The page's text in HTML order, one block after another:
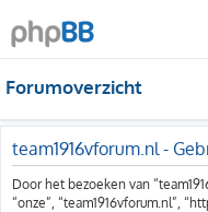
Forumoverzicht
team1916vforum.nl -
Door het bezoeken van
“onze”, “team1916vforum.nl”,